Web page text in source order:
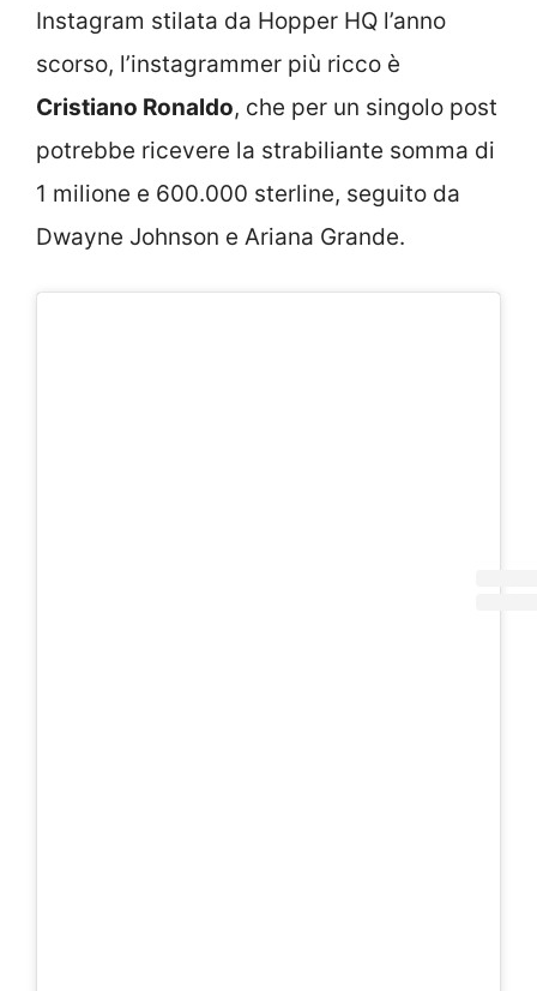
Instagram stilata da Hopper HQ l’anno
scorso, l’instagrammer più ricco è
Cristiano Ronaldo, che per un singolo post
potrebbe ricevere la strabiliante somma di
1 milione e 600.000 sterline, seguito da
Dwayne Johnson e Ariana Grande.